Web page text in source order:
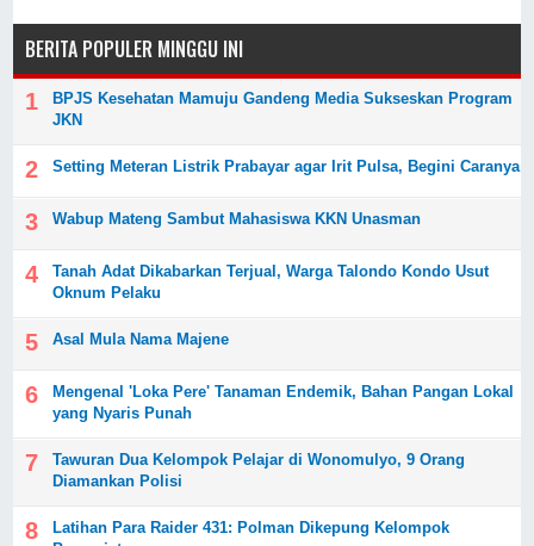
BERITA POPULER MINGGU INI
BPJS Kesehatan Mamuju Gandeng Media Sukseskan Program
JKN
Setting Meteran Listrik Prabayar agar Irit Pulsa, Begini Caranya
Wabup Mateng Sambut Mahasiswa KKN Unasman
Tanah Adat Dikabarkan Terjual, Warga Talondo Kondo Usut
Oknum Pelaku
Asal Mula Nama Majene
Mengenal 'Loka Pere' Tanaman Endemik, Bahan Pangan Lokal
yang Nyaris Punah
Tawuran Dua Kelompok Pelajar di Wonomulyo, 9 Orang
Diamankan Polisi
Latihan Para Raider 431: Polman Dikepung Kelompok